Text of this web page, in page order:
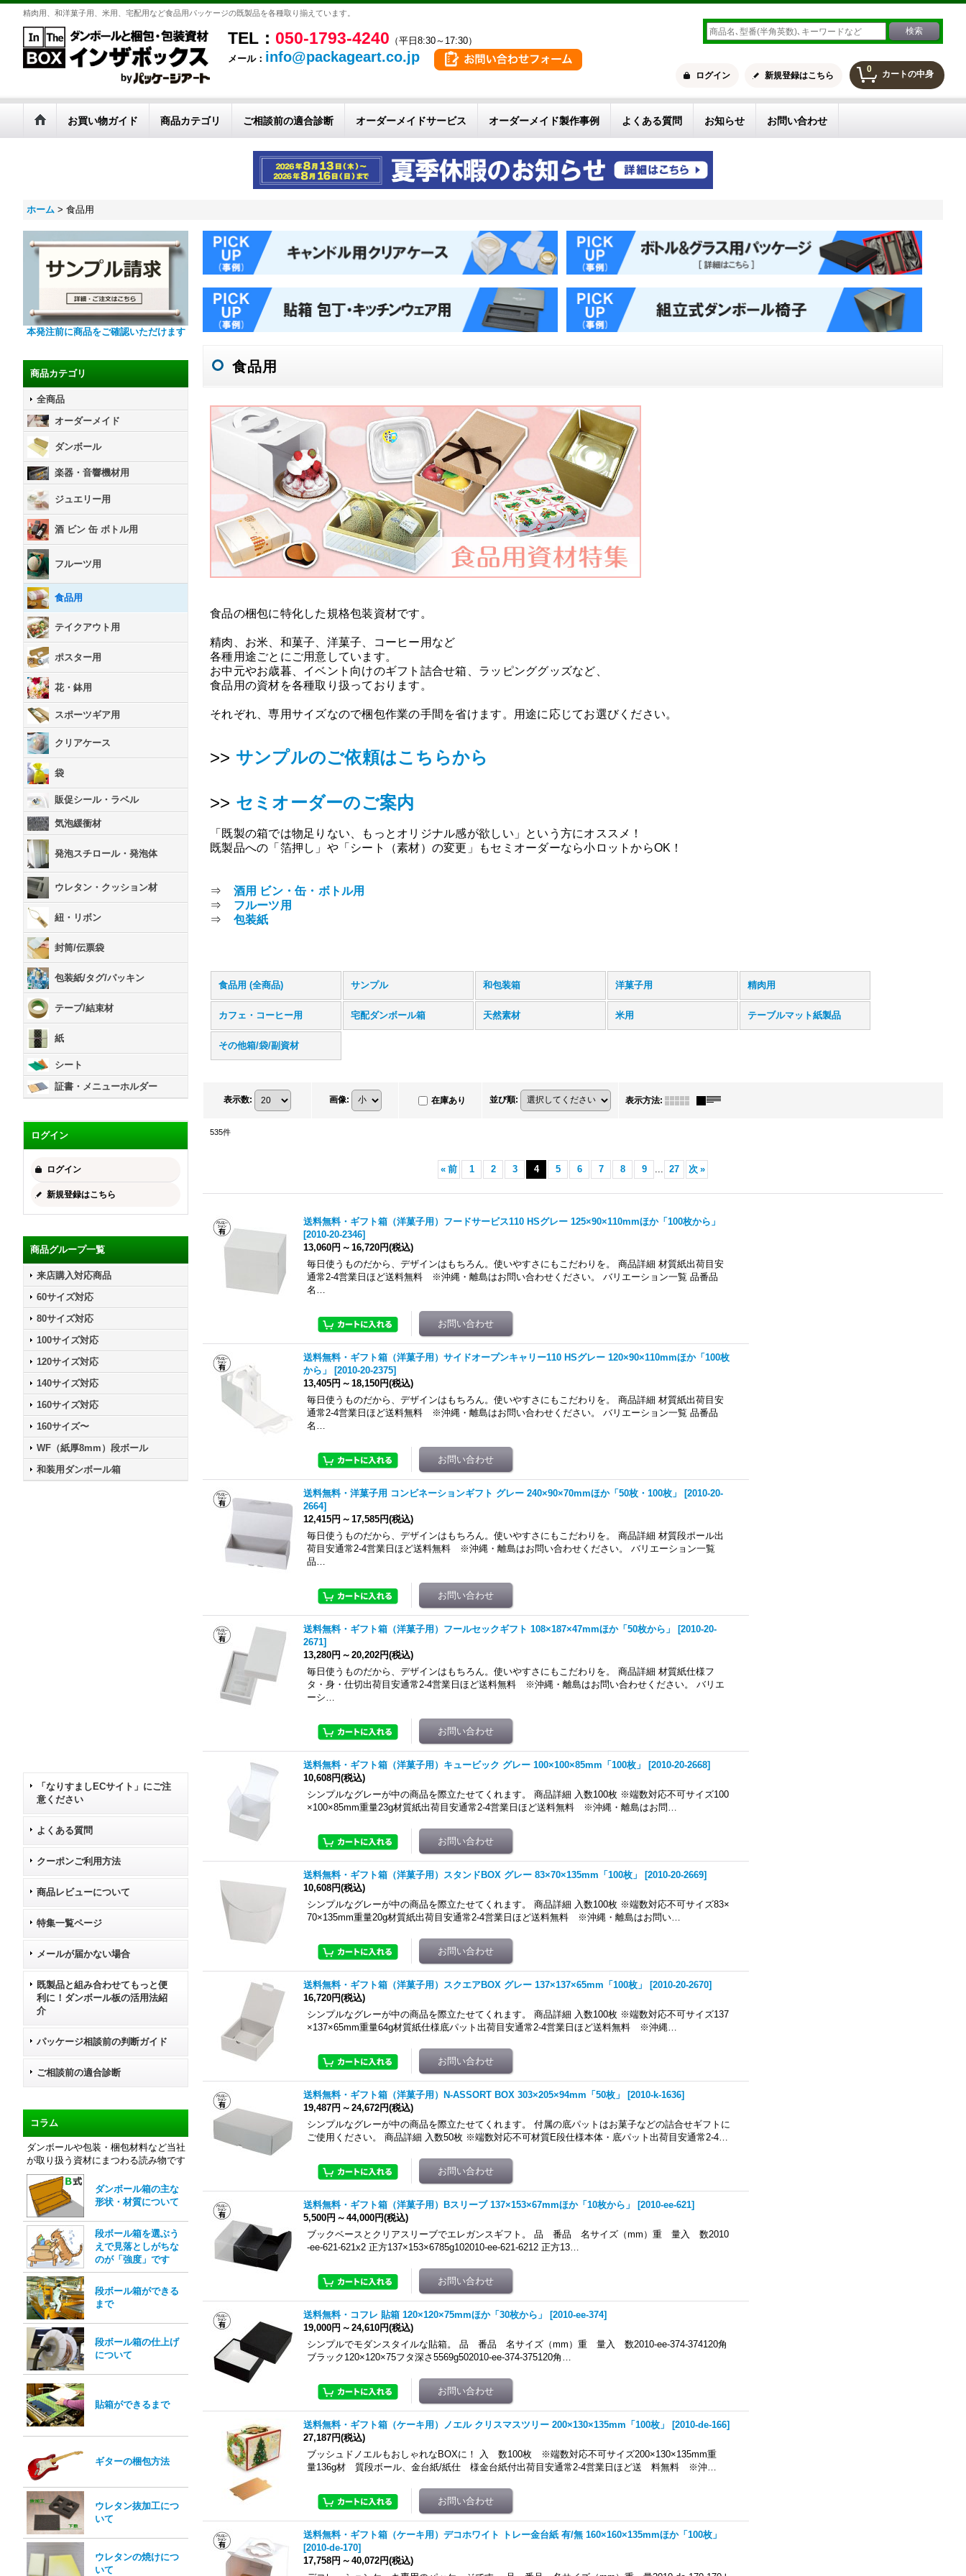
精肉用、和洋菓子用、米用、宅配用など食品用パッケージの既製品を各種取り揃えています。
TEL： 050-1793-4240 （平日8:30～17:30）
メール： info@packageart.co.jp
0 カートの中身
ログイン 新規登録はこちら
お買い物ガイド 商品カテゴリ ご相談前の適合診断 オーダーメイドサービス オーダーメイド製作事例 よくある質問 お知らせ お問い合わせ
ホーム > 食品用
本発注前に商品をご確認いただけます
商品カテゴリ
全商品
オーダーメイド
ダンボール
楽器・音響機材用
ジュエリー用
酒 ビン 缶 ボトル用
フルーツ用
食品用
テイクアウト用
ポスター用
花・鉢用
スポーツギア用
クリアケース
袋
販促シール・ラベル
気泡緩衝材
発泡スチロール・発泡体
ウレタン・クッション材
紐・リボン
封筒/伝票袋
包装紙/タグ/パッキン
テープ/結束材
紙
シート
証書・メニューホルダー
ログイン
ログイン
新規登録はこちら
商品グループ一覧
来店購入対応商品
60サイズ対応
80サイズ対応
100サイズ対応
120サイズ対応
140サイズ対応
160サイズ対応
160サイズ〜
WF（紙厚8mm）段ボール
和装用ダンボール箱
「なりすましECサイト」にご注
意ください
よくある質問
クーポンご利用方法
商品レビューについて
特集一覧ページ
メールが届かない場合
既製品と組み合わせてもっと便
利に！ダンボール板の活用法紹
介
パッケージ相談前の判断ガイド
ご相談前の適合診断
コラム
ダンボールや包装・梱包材料など当社
が取り扱う資材にまつわる読み物です
ダンボール箱の主な
形状・材質について
段ボール箱を選ぶう
えで見落としがちな
のが「強度」です
段ボール箱ができる
まで
段ボール箱の仕上げ
について
貼箱ができるまで
ギターの梱包方法
ウレタン抜加工につ
いて
ウレタンの焼けにつ
いて
食品用
食品の梱包に特化した規格包装資材です。
精肉、お米、和菓子、洋菓子、コーヒー用など
各種用途ごとにご用意しています。
お中元やお歳暮、イベント向けのギフト詰合せ箱、ラッピンググッズなど、
食品用の資材を各種取り扱っております。
それぞれ、専用サイズなので梱包作業の手間を省けます。用途に応じてお選びください。
>> サンプルのご依頼はこちらから
>> セミオーダーのご案内
「既製の箱では物足りない、もっとオリジナル感が欲しい」という方にオススメ！
既製品への「箔押し」や「シート（素材）の変更」もセミオーダーなら小ロットからOK！
⇒ 酒用 ビン・缶・ボトル用
⇒ フルーツ用
⇒ 包装紙
食品用 (全商品) サンプル 和包装箱 洋菓子用 精肉用
カフェ・コーヒー用 宅配ダンボール箱 天然素材 米用 テーブルマット紙製品
その他箱/袋/副資材
表示数: 画像: 在庫あり 並び順: 表示方法:
535件
« 前 1 2 3 4 5 6 7 8 9 27 次 »
送料無料・ギフト箱（洋菓子用）フードサービス110 HSグレー 125×90×110mmほか「100枚から」
[2010-20-2346]
13,060円 ～ 16,720円(税込)
毎日使うものだから、デザインはもちろん。使いやすさにもこだわりを。 商品詳細 材質紙出荷目安
通常2-4営業日ほど送料無料 ※沖縄・離島はお問い合わせください。 バリエーション一覧 品番品
名…
送料無料・ギフト箱（洋菓子用）サイドオープンキャリー110 HSグレー 120×90×110mmほか「100枚
から」
[2010-20-2375]
13,405円 ～ 18,150円(税込)
毎日使うものだから、デザインはもちろん。使いやすさにもこだわりを。 商品詳細 材質紙出荷目安
通常2-4営業日ほど送料無料 ※沖縄・離島はお問い合わせください。 バリエーション一覧 品番品
名…
送料無料・洋菓子用 コンビネーションギフト グレー 240×90×70mmほか「50枚・100枚」 [2010-20-
2664]
12,415円 ～ 17,585円(税込)
毎日使うものだから、デザインはもちろん。使いやすさにもこだわりを。 商品詳細 材質段ポール出
荷目安通常2-4営業日ほど送料無料 ※沖縄・離島はお問い合わせください。 バリエーション一覧
品…
送料無料・ギフト箱（洋菓子用）フールセックギフト 108×187×47mmほか「50枚から」 [2010-20-
2671]
13,280円 ～ 20,202円(税込)
毎日使うものだから、デザインはもちろん。使いやすさにもこだわりを。 商品詳細 材質紙仕様フ
タ・身・仕切出荷目安通常2-4営業日ほど送料無料 ※沖縄・離島はお問い合わせください。 バリエ
ーシ…
送料無料・ギフト箱（洋菓子用）キュービック グレー 100×100×85mm「100枚」 [2010-20-2668]
10,608円(税込)
シンプルなグレーが中の商品を際立たせてくれます。 商品詳細 入数100枚 ※端数対応不可サイズ100
×100×85mm重量23g材質紙出荷目安通常2-4営業日ほど送料無料 ※沖縄・離島はお問…
送料無料・ギフト箱（洋菓子用）スタンドBOX グレー 83×70×135mm「100枚」 [2010-20-2669]
10,608円(税込)
シンプルなグレーが中の商品を際立たせてくれます。 商品詳細 入数100枚 ※端数対応不可サイズ83×
70×135mm重量20g材質紙出荷目安通常2-4営業日ほど送料無料 ※沖縄・離島はお問い…
送料無料・ギフト箱（洋菓子用）スクエアBOX グレー 137×137×65mm「100枚」 [2010-20-2670]
16,720円(税込)
シンプルなグレーが中の商品を際立たせてくれます。 商品詳細 入数100枚 ※端数対応不可サイズ137
×137×65mm重量64g材質紙仕様底パット出荷目安通常2-4営業日ほど送料無料 ※沖縄…
送料無料・ギフト箱（洋菓子用）N-ASSORT BOX 303×205×94mm「50枚」 [2010-k-1636]
19,487円 ～ 24,672円(税込)
シンプルなグレーが中の商品を際立たせてくれます。 付属の底パットはお菓子などの詰合せギフトに
ご使用ください。 商品詳細 入数50枚 ※端数対応不可材質E段仕様本体・底パット出荷目安通常2-4…
送料無料・ギフト箱（洋菓子用）Bスリーブ 137×153×67mmほか「10枚から」 [2010-ee-621]
5,500円 ～ 44,000円(税込)
ブックベースとクリアスリーブでエレガンスギフト。 品 番品 名サイズ（mm）重 量入 数2010
-ee-621-621x2 正方137×153×6785g102010-ee-621-6212 正方13…
送料無料・コフレ 貼箱 120×120×75mmほか「30枚から」 [2010-ee-374]
19,000円 ～ 24,610円(税込)
シンプルでモダンスタイルな貼箱。 品 番品 名サイズ（mm）重 量入 数2010-ee-374-374120角
ブラック120×120×75フタ深さ5569g502010-ee-374-375120角…
送料無料・ギフト箱（ケーキ用）ノエル クリスマスツリー 200×130×135mm「100枚」 [2010-de-166]
27,187円(税込)
ブッシュドノエルもおしゃれなBOXに！ 入 数100枚 ※端数対応不可サイズ200×130×135mm重
量136g材 質段ボール、金台紙/紙仕 様金台紙付出荷目安通常2-4営業日ほど送 料無料 ※沖…
送料無料・ギフト箱（ケーキ用）デコホワイト トレー金台紙 有/無 160×160×135mmほか「100枚」
[2010-de-170]
17,758円 ～ 40,072円(税込)